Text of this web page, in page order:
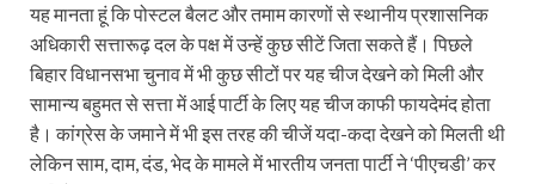
यह मानता हूं कि पोस्टल बैलट और तमाम कारणों से स्थानीय प्रशासनिक
अधिकारी सत्तारूढ़ दल के पक्ष में उन्हें कुछ सीटें जिता सकते हैं। पिछले
बिहार विधानसभा चुनाव में भी कुछ सीटों पर यह चीज देखने को मिली और
सामान्य बहुमत से सत्ता में आई पार्टी के लिए यह चीज काफी फायदेमंद होता
है। कांग्रेस के जमाने में भी इस तरह की चीजें यदा-कदा देखने को मिलती थी
लेकिन साम, दाम, दंड, भेद के मामले में भारतीय जनता पार्टी ने ‘पीएचडी’ कर